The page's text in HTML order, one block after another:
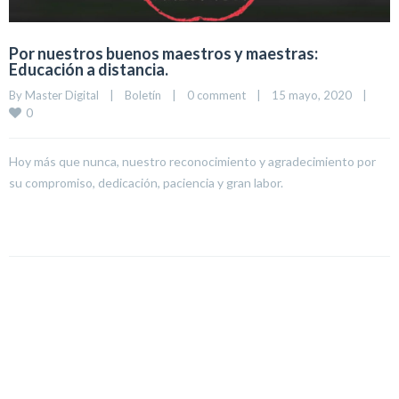
Por nuestros buenos maestros y maestras:
Educación a distancia.
By Master Digital | Boletín | 0 comment | 15 mayo, 2020 |
0
Hoy más que nunca, nuestro reconocimiento y agradecimiento por
su compromiso, dedicación, paciencia y gran labor.